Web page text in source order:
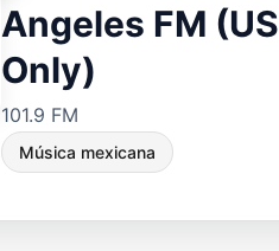
Angeles FM (US
Only)
101.9 FM
Música mexicana